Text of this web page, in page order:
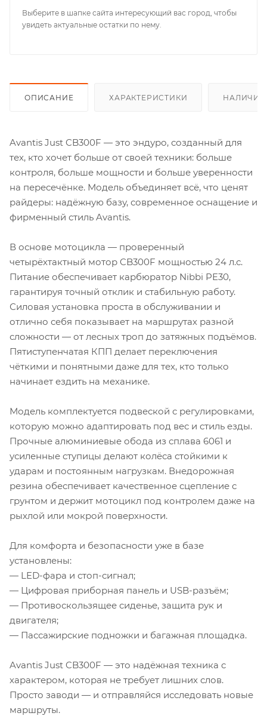
Выберите в шапке сайта интересующий вас город, чтобы
увидеть актуальные остатки по нему.
ОПИСАНИЕ ХАРАКТЕРИСТИКИ НАЛИЧИЕ
Avantis Just CB300F — это эндуро, созданный для
тех, кто хочет больше от своей техники: больше
контроля, больше мощности и больше уверенности
на пересечёнке. Модель объединяет всё, что ценят
райдеры: надёжную базу, современное оснащение и
фирменный стиль Avantis.
В основе мотоцикла — проверенный
четырёхтактный мотор CB300F мощностью 24 л.с.
Питание обеспечивает карбюратор Nibbi PE30,
гарантируя точный отклик и стабильную работу.
Силовая установка проста в обслуживании и
отлично себя показывает на маршрутах разной
сложности — от лесных троп до затяжных подъёмов.
Пятиступенчатая КПП делает переключения
чёткими и понятными даже для тех, кто только
начинает ездить на механике.
Модель комплектуется подвеской с регулировками,
которую можно адаптировать под вес и стиль езды.
Прочные алюминиевые обода из сплава 6061 и
усиленные ступицы делают колёса стойкими к
ударам и постоянным нагрузкам. Внедорожная
резина обеспечивает качественное сцепление с
грунтом и держит мотоцикл под контролем даже на
рыхлой или мокрой поверхности.
Для комфорта и безопасности уже в базе
установлены:
— LED-фара и стоп-сигнал;
— Цифровая приборная панель и USB-разъём;
— Противоскользящее сиденье, защита рук и
двигателя;
— Пассажирские подножки и багажная площадка.
Avantis Just CB300F — это надёжная техника с
характером, которая не требует лишних слов.
Просто заводи — и отправляйся исследовать новые
маршруты.